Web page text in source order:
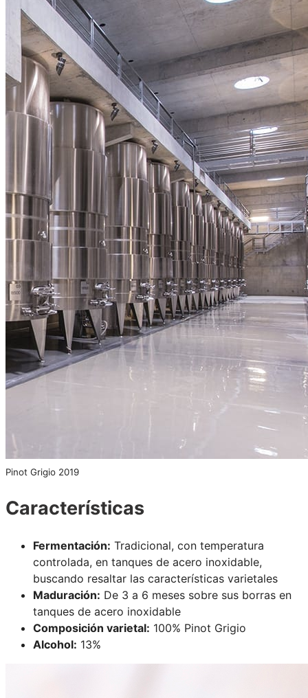
Pinot Grigio 2019
Características
Fermentación: Tradicional, con temperatura
controlada, en tanques de acero inoxidable,
buscando resaltar las características varietales
Maduración: De 3 a 6 meses sobre sus borras en
tanques de acero inoxidable
Composición varietal: 100% Pinot Grigio
Alcohol: 13%